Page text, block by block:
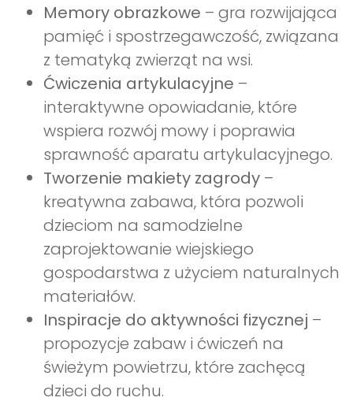
Memory obrazkowe – gra rozwijająca
pamięć i spostrzegawczość, związana
z tematyką zwierząt na wsi.
Ćwiczenia artykulacyjne –
interaktywne opowiadanie, które
wspiera rozwój mowy i poprawia
sprawność aparatu artykulacyjnego.
Tworzenie makiety zagrody –
kreatywna zabawa, która pozwoli
dzieciom na samodzielne
zaprojektowanie wiejskiego
gospodarstwa z użyciem naturalnych
materiałów.
Inspiracje do aktywności fizycznej –
propozycje zabaw i ćwiczeń na
świeżym powietrzu, które zachęcą
dzieci do ruchu.